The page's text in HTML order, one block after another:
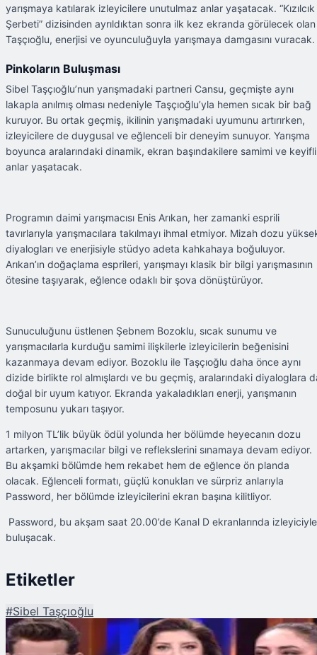
yarışmaya katılarak izleyicilere unutulmaz anlar yaşatacak. “Kızılcık
Şerbeti” dizisinden ayrıldıktan sonra ilk kez ekranda görülecek olan
Taşçıoğlu, enerjisi ve oyunculuğuyla yarışmaya damgasını vuracak.
Pinkoların Buluşması
Sibel Taşçıoğlu’nun yarışmadaki partneri Cansu, geçmişte aynı
lakapla anılmış olması nedeniyle Taşçıoğlu’yla hemen sıcak bir bağ
kuruyor. Bu ortak geçmiş, ikilinin yarışmadaki uyumunu artırırken,
izleyicilere de duygusal ve eğlenceli bir deneyim sunuyor. Yarışma
boyunca aralarındaki dinamik, ekran başındakilere samimi ve keyifli
anlar yaşatacak.
Programın daimi yarışmacısı Enis Arıkan, her zamanki esprili
tavırlarıyla yarışmacılara takılmayı ihmal etmiyor. Mizah dozu
diyalogları ve enerjisiyle stüdyo adeta kahkahaya boğuluyor.
Arıkan’ın doğaçlama esprileri, yarışmayı klasik bir bilgi yarışmasının
ötesine taşıyarak, eğlence odaklı bir şova dönüştürüyor.
Sunuculuğunu üstlenen Şebnem Bozoklu, sıcak sunumu ve
yarışmacılarla kurduğu samimi ilişkilerle izleyicilerin beğenisini
kazanmaya devam ediyor. Bozoklu ile Taşçıoğlu daha önce aynı
dizide birlikte rol almışlardı ve bu geçmiş, aralarındaki diyaloglara
doğal bir uyum katıyor. Ekranda yakaladıkları enerji, yarışmanın
temposunu yukarı taşıyor.
1 milyon TL’lik büyük ödül yolunda her bölümde heyecanın dozu
artarken, yarışmacılar bilgi ve reflekslerini sınamaya devam ediyor.
Bu akşamki bölümde hem rekabet hem de eğlence ön planda
olacak. Eğlenceli formatı, güçlü konukları ve sürpriz anlarıyla
Password, her bölümde izleyicilerini ekran başına kilitliyor.
Password, bu akşam saat 20.00’de Kanal D ekranlarında izleyiciyle
buluşacak.
Etiketler
#Sibel Taşçıoğlu